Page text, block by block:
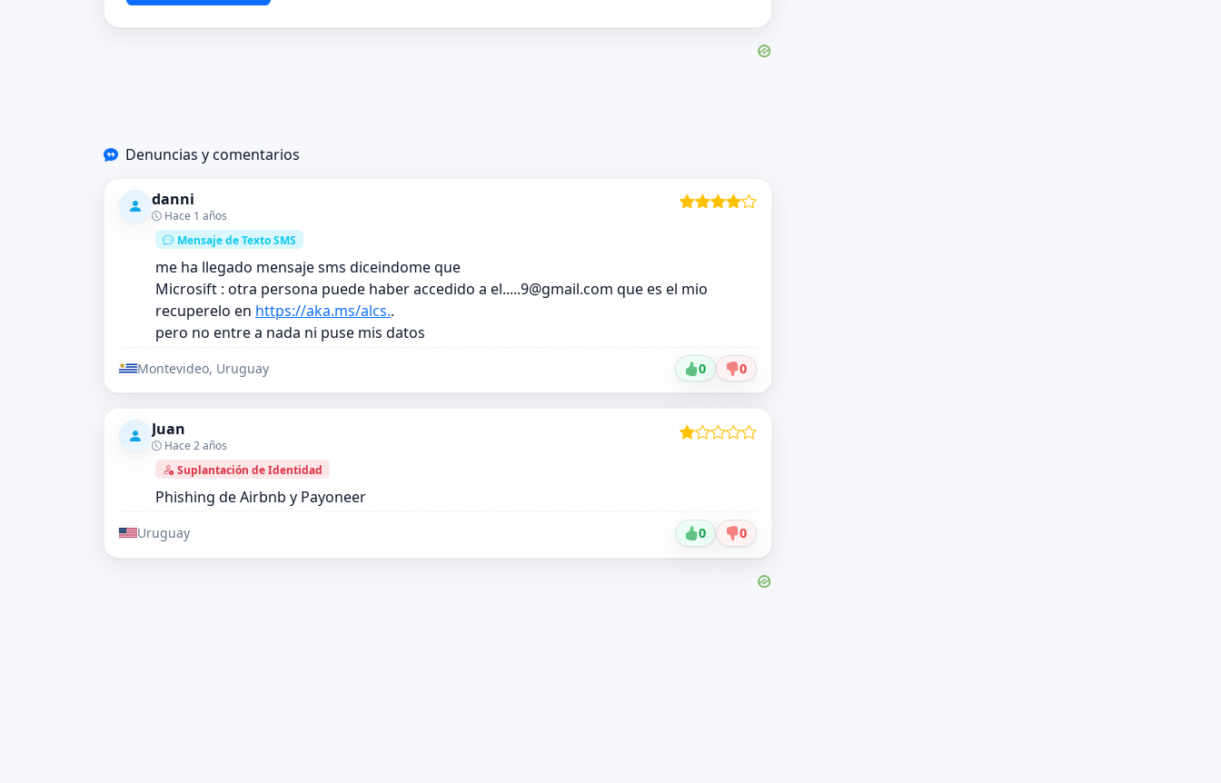
Denuncias y comentarios
danni
Hace 1 años
Mensaje de Texto SMS
me ha llegado mensaje sms diceindome que
Microsift : otra persona puede haber accedido a el.....9@gmail.com que es el mio
recuperelo en https://aka.ms/alcs..
pero no entre a nada ni puse mis datos
Montevideo, Uruguay 0 0
Juan
Hace 2 años
Suplantación de Identidad
Phishing de Airbnb y Payoneer
Uruguay 0 0